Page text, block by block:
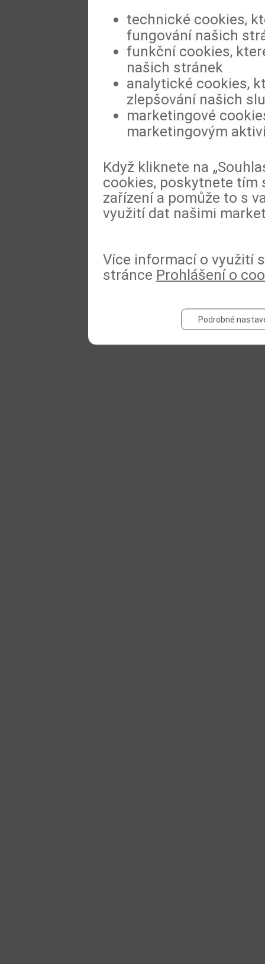
technické cookies,
fungování našich
funkční cookies,
našich stránek
analytické cookies,
zlepšování našich
marketingové
marketingovým
Když kliknete na
cookies, poskytnete tím
zařízení a pomůže to s
využití dat našimi
Více informací o využití
stránce Prohlášení o
Podrobné